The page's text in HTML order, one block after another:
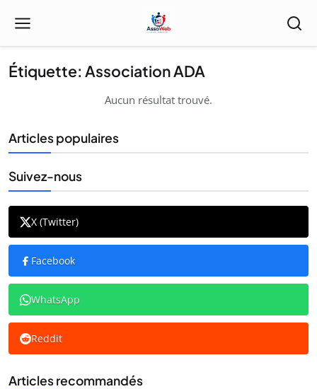
Étiquette: Association ADA
Aucun résultat trouvé.
Articles populaires
Suivez-nous
X (Twitter)
Facebook
WhatsApp
Reddit
Articles recommandés